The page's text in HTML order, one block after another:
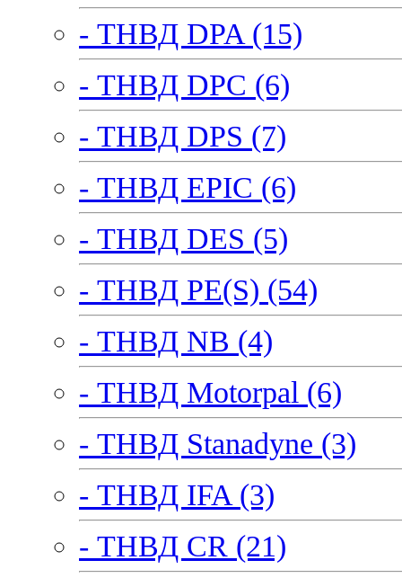
- ТНВД DPA (15)
- ТНВД DPC (6)
- ТНВД DPS (7)
- ТНВД EPIC (6)
- ТНВД DES (5)
- ТНВД PE(S) (54)
- ТНВД NB (4)
- ТНВД Motorpal (6)
- ТНВД Stanadyne (3)
- ТНВД IFA (3)
- ТНВД CR (21)